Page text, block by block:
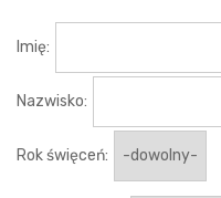
Imię:
Nazwisko:
Rok święceń: